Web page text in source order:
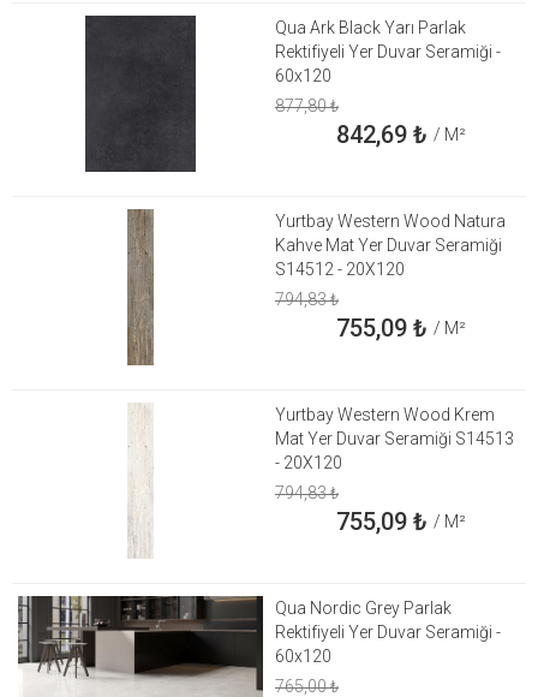
Qua Ark Black Yarı Parlak
Rektifiyeli Yer Duvar Seramiği -
60x120
877,80₺
842,69₺ / M²
Yurtbay Western Wood Natura
Kahve Mat Yer Duvar Seramiği
S14512 - 20X120
794,83₺
755,09₺ / M²
Yurtbay Western Wood Krem
Mat Yer Duvar Seramiği S14513
- 20X120
794,83₺
755,09₺ / M²
Qua Nordic Grey Parlak
Rektifiyeli Yer Duvar Seramiği -
60x120
765,00₺